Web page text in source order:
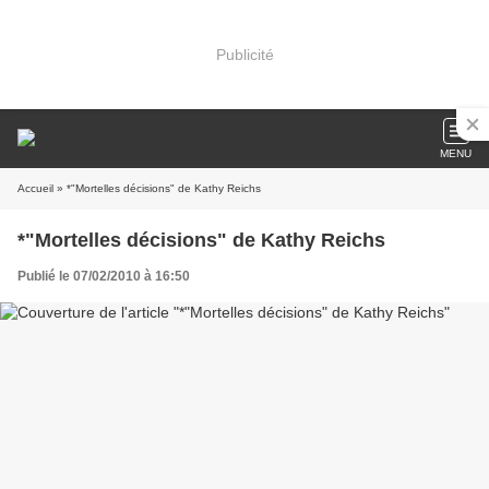
Publicité
MENU
Accueil » *"Mortelles décisions" de Kathy Reichs
*"Mortelles décisions" de Kathy Reichs
Publié le 07/02/2010 à 16:50